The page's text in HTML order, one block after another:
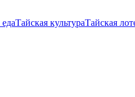
Тайская культураТайская